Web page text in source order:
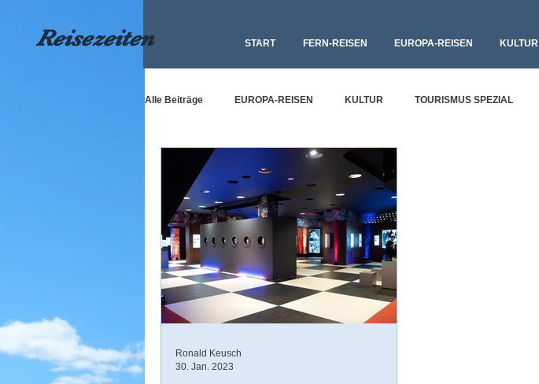
Reisezeiten START FERN-REISEN EUROPA-REISEN KULTUR
Alle Beiträge EUROPA-REISEN KULTUR TOURISMUS SPEZIAL
Ronald Keusch
30. Jan. 2023